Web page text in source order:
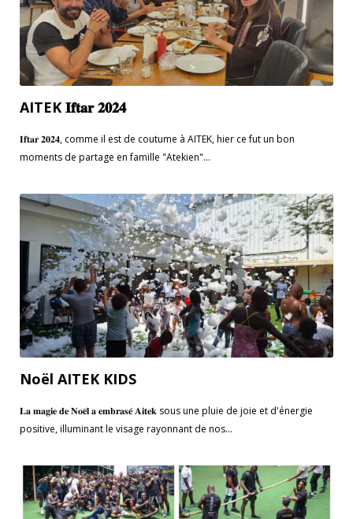
AITEK 𝐈𝐟𝐭𝐚𝐫 𝟐𝟎𝟐𝟒
𝐈𝐟𝐭𝐚𝐫 𝟐𝟎𝟐𝟒, comme il est de coutume à AITEK, hier ce fut un bon
moments de partage en famille "Atekien"...
Noël AITEK KIDS
𝐋𝐚 𝐦𝐚𝐠𝐢𝐞 𝐝𝐞 𝐍𝐨𝐞̈𝐥 𝐚 𝐞𝐦𝐛𝐫𝐚𝐬𝐞́ 𝐀𝐢𝐭𝐞𝐤 sous une pluie de joie et d'énergie
positive, illuminant le visage rayonnant de nos...